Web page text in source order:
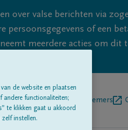
over valse berichten via
persoonsgegevens of een
meerdere acties om dit
Over onsBegrafenisondernemers
de website en plaatsen
functionaliteiten;
te klikken gaat u akkoord
instellen.